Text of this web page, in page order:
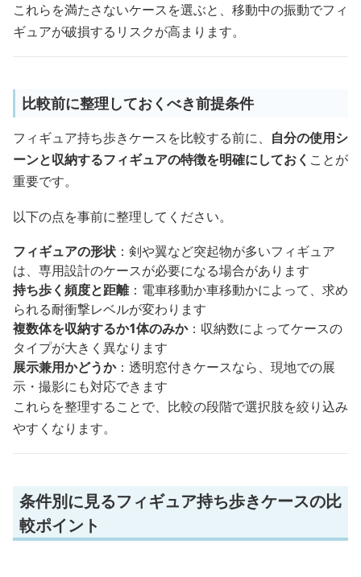
これらを満たさないケースを選ぶと、移動中の振動でフィ
ギュアが破損するリスクが高まります。
比較前に整理しておくべき前提条件
フィギュア持ち歩きケースを比較する前に、 自分の使用シ
ーンと収納するフィギュアの特徴を明確にしておく ことが
重要です。
以下の点を事前に整理してください。
フィギュアの形状 ：剣や翼など突起物が多いフィギュア
は、専用設計のケースが必要になる場合があります
持ち歩く頻度と距離：電車移動か車移動かによって、求め
られる耐衝撃レベルが変わります
複数体を収納するか1体のみか：収納数によってケースの
タイプが大きく異なります
展示兼用かどうか：透明窓付きケースなら、現地での展
示・撮影にも対応できます
これらを整理することで、比較の段階で選択肢を絞り込み
やすくなります。
条件別に見るフィギュア持ち歩きケースの比
較ポイント